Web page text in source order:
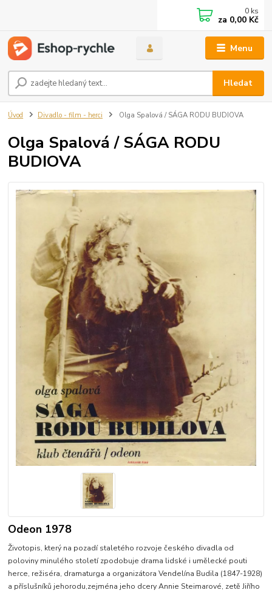
Menu
Hledat
0 ks
za 0,00 Kč
Úvod Divadlo - film - herci Olga Spalová / SÁGA RODU BUDIOVA
Olga Spalová / SÁGA RODU
BUDIOVA
Odeon 1978
Životopis, který na pozadí staletého rozvoje českého divadla od
poloviny minulého století zpodobuje drama lidské i umělecké pouti
herce, režiséra, dramaturga a organizátora Vendelína Budila (1847-1928)
a příslušníků jehorodu,zejména jeho dcery Annie Steimarové, zetě Jiřího